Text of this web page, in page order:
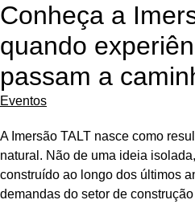
Conheça a
quando
passam a
Eventos
A Imersão TALT nasce como
natural. Não de uma ideia
construído ao longo dos últimos
demandas do setor de